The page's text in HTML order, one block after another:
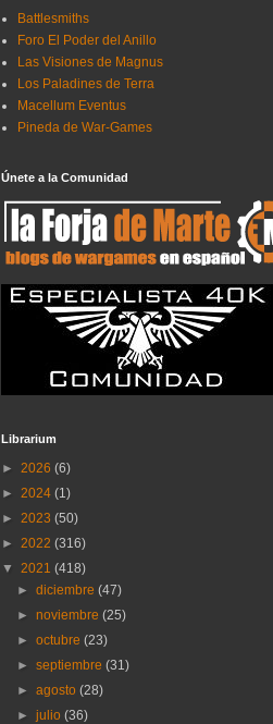
Battlesmiths
Foro El Poder del Anillo
Las Visiones de Magnus
Los Paladines de Terra
Macellum Eventus
Pineda de War-Games
Únete a la Comunidad
Librarium
► 2026 (6)
► 2024 (1)
► 2023 (50)
► 2022 (316)
▼ 2021 (418)
►diciembre(47)
►noviembre(25)
►octubre(23)
►septiembre(31)
►agosto(28)
►julio(36)